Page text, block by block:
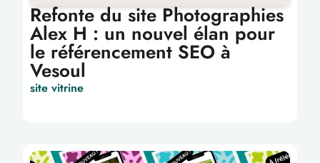
Refonte du site Photographies
Alex H : un nouvel élan pour
le référencement SEO à
Vesoul
site vitrine